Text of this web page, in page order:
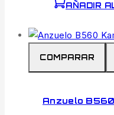
AÑADIR
COMPARAR
Anzuelo B560